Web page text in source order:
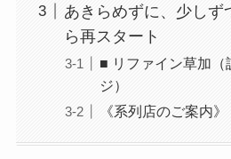
あきらめずに、少しず
ら再スタート
■ リファイン草加（
ジ）
《系列店のご案内》